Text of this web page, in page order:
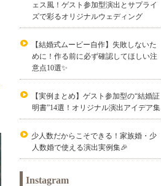
ェス風！ゲスト参加型演出とサプライ
ズで彩るオリジナルウェディング
【結婚式ムービー自作】失敗しないた
めに！作る前に必ず確認してほしい注
意点10選✨
【実例まとめ】ゲスト参加型の“結婚証
明書”14選！オリジナル演出アイデア集
少人数だからこそできる！家族婚・少
人数婚で使える演出実例集🎉
Instagram